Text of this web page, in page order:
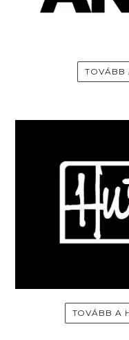
TOVÁBB
TOVÁBB A